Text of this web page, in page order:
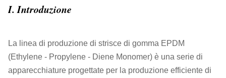
I. Introduzione
La linea di produzione di strisce di gomma EPDM
(Ethylene - Propylene - Diene Monomer) è una serie di
apparecchiature progettate per la produzione efficiente di